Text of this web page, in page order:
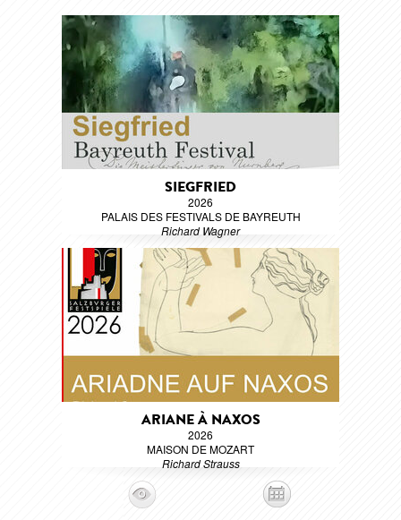
SIEGFRIED
2026
PALAIS DES FESTIVALS DE BAYREUTH
Richard Wagner
ARIANE À NAXOS
2026
MAISON DE MOZART
Richard Strauss